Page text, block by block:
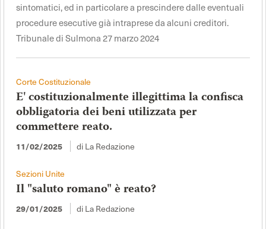
sintomatici, ed in particolare a prescindere dalle eventuali
procedure esecutive già intraprese da alcuni creditori.
Tribunale di Sulmona 27 marzo 2024
Corte Costituzionale
E' costituzionalmente illegittima la confisca
obbligatoria dei beni utilizzata per
commettere reato.
11/02/2025 di La Redazione
Sezioni Unite
Il "saluto romano" è reato?
29/01/2025 di La Redazione